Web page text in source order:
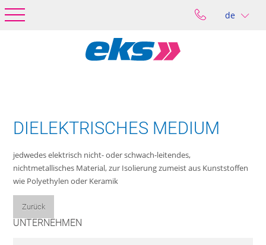
de
DIELEKTRISCHES MEDIUM
jedwedes elektrisch nicht- oder schwach-leitendes,
nichtmetallisches Material, zur Isolierung zumeist aus Kunststoffen
wie Polyethylen oder Keramik
Zurück
UNTERNEHMEN